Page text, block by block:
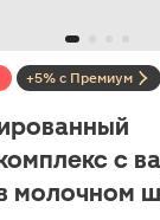
+5% с Премиум
с
молочном